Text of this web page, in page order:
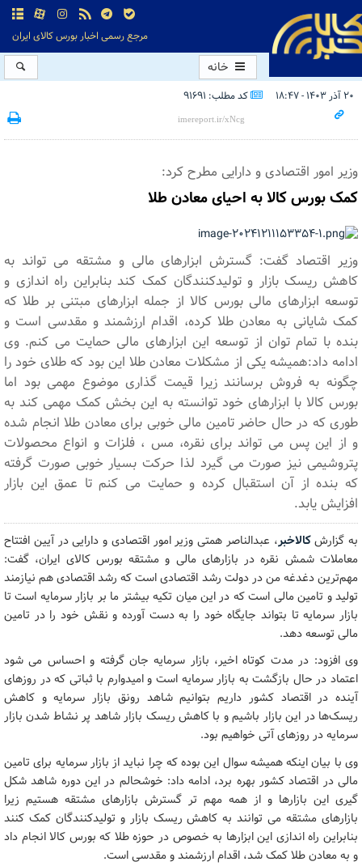
مرجع رسمی اخبار بورس کالای ایران
خانه
۲۰ آذر ۱۴۰۳ - ۱۸:۴۷ کد مطلب: 91691
وزیر امور اقتصادی و دارایی مطرح کرد:
کمک بورس کالا به احیای معادن طلا
وزیر اقتصاد گفت: گسترش ابزارهای مالی و مشتقه می تواند به
کاهش ریسک بازار و تولیدکنندگان کمک کند بنابراین راه اندازی و
توسعه ابزارهای مالی بورس کالا از جمله ابزارهای مبتنی بر طلا که
کمک شایانی به معادن طلا کرده، اقدام ارزشمند و مقدسی است و
بنده با تمام توان از توسعه این ابزارهای مالی حمایت می کنم. وی
ادامه داد:همیشه یکی از مشکلات معادن طلا این بود که طلای خود را
چگونه به فروش برسانند زیرا قیمت گذاری موضوع مهمی بود اما
بورس کالا با ابزارهای خود توانسته به این بخش کمک مهمی کند به
طوری که در حال حاضر تامین مالی خوبی برای معادن طلا انجام شده
و از این پس می تواند برای نقره، مس ، فلزات و انواع محصولات
پتروشیمی نیز صورت می گیرد لذا حرکت بسیار خوبی صورت گرفته
که بنده از آن استقبال کرده و حمایت می کنم تا عمق این بازار
افزایش یابد.
به گزارشکالاخبر، عبدالناصر همتی وزیر امور اقتصادی و دارایی در آیین افتتاح
معاملات شمش نقره در بازارهای مالی و مشتقه بورس کالای ایران، گفت:
مهم‌ترین دغدغه من در دولت رشد اقتصادی است که رشد اقتصادی هم نیازمند
تولید و تامین مالی است که در این میان تکیه بیشتر ما بر بازار سرمایه است تا
بازار سرمایه تا بتواند جایگاه خود را به دست آورده و نقش خود را در تامین
مالی توسعه دهد.
وی افزود: در مدت کوتاه اخیر، بازار سرمایه جان گرفته و احساس می شود
اعتماد در حال بازگشت به بازار سرمایه است و امیدوارم با ثباتی که در روزهای
آینده در اقتصاد کشور داریم بتوانیم شاهد رونق بازار سرمایه و کاهش
ریسک‌ها در این بازار باشیم و با کاهش ریسک بازار شاهد پر نشاط شدن بازار
سرمایه در روزهای آتی خواهیم بود.
وی با بیان اینکه همیشه سوال این بوده که چرا نباید از بازار سرمایه برای تامین
مالی در اقتصاد کشور بهره برد، ادامه داد: خوشحالم در این دوره شاهد شکل
گیری این بازارها و از همه مهم تر گسترش بازارهای مشتقه هستیم زیرا
بازارهای مشتقه می توانند به کاهش ریسک بازار و تولیدکنندگان کمک کنند
بنابراین راه اندازی این ابزارها به خصوص در حوزه طلا که بورس کالا انجام داد
و به معادن طلا کمک شد، اقدام ارزشمند و مقدسی است.